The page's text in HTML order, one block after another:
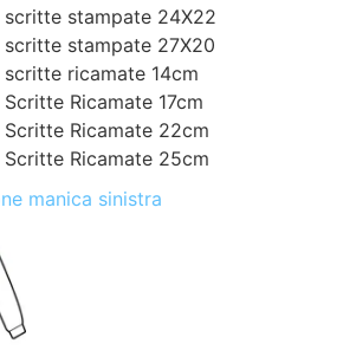
scritte stampate 24X22
scritte stampate 27X20
scritte ricamate 14cm
Ricamate 17cm
Scritte Ricamate 22cm
Scritte Ricamate 25cm
manica sinistra